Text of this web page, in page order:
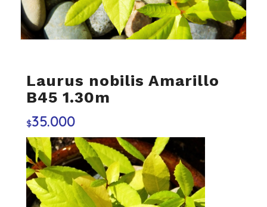
Laurus nobilis Amarillo
B45 1.30m
$35.000